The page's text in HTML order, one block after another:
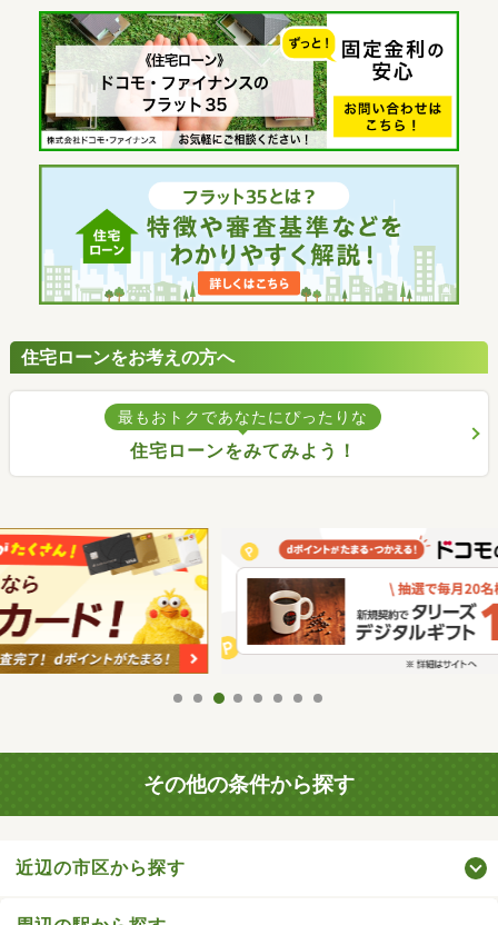
住宅ローンをお考えの方へ
最もおトクであなたにぴったりな
住宅ローンをみてみよう！
その他の条件から探す
近辺の市区から探す